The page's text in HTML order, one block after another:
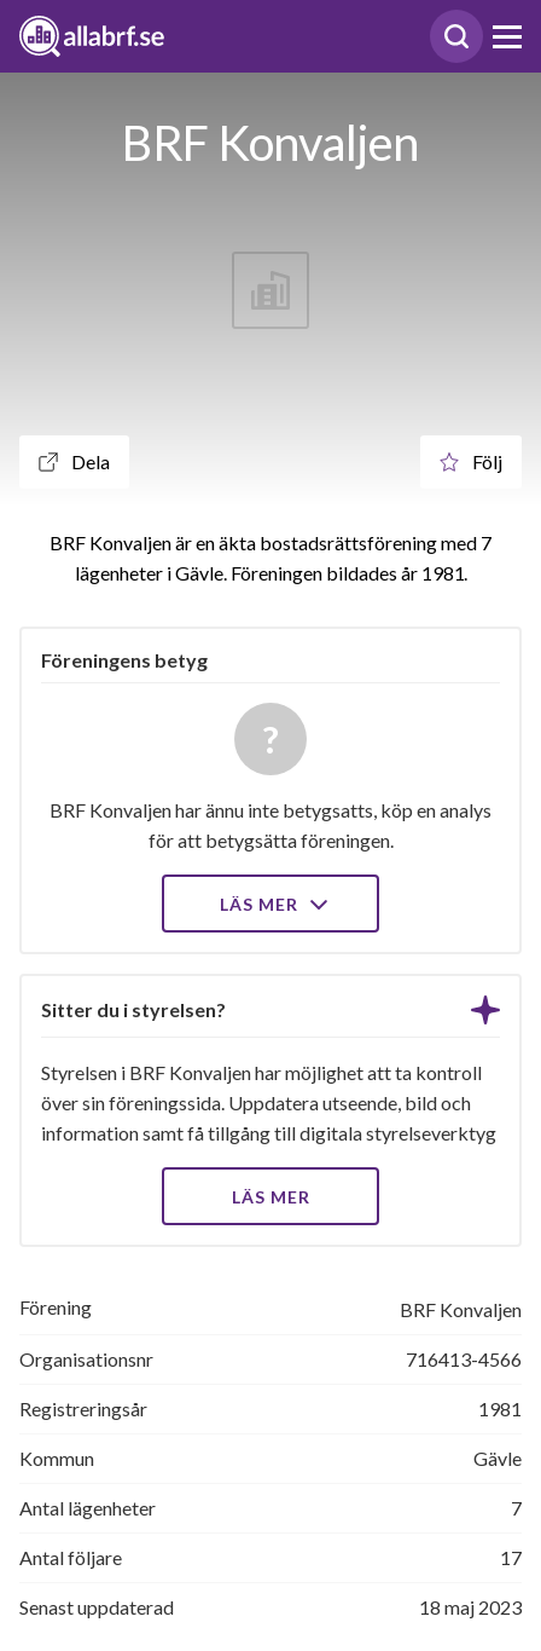
BRF Konvaljen
Dela Följ
BRF Konvaljen är en äkta bostadsrättsförening med 7
lägenheter i Gävle. Föreningen bildades år 1981
Föreningens betyg
BRF Konvaljen har ännu inte betygsatts, köp en analys
för att betygsätta föreningen.
LÄS MER
Sitter du i styrelsen?
Styrelsen i BRF Konvaljen har möjlighet att ta kontroll
över sin föreningssida. Uppdatera utseende, bild och
information samt få tillgång till digitala styrelseverktyg
LÄS MER
Förening BRF Konvaljen
Organisationsnr 716413-4566
Registreringsår 1981
Kommun Gävle
Antal lägenheter 7
Antal följare 17
Senast uppdaterad 18 maj 2023